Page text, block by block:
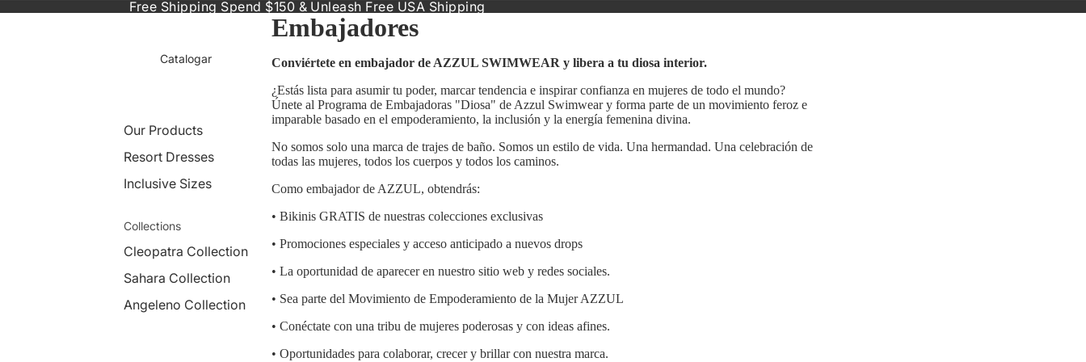
Catalogar
Our Products
Resort Dresses
Inclusive Sizes
Collections
Cleopatra Collection
Sahara Collection
Angeleno Collection
Free Shipping Spend $150 & Unleash Free USA Shipping
Embajadores
Conviértete en embajador de AZZUL SWIMWEAR y libera a tu diosa interior.
¿Estás lista para asumir tu poder, marcar tendencia e inspirar confianza en mujeres de todo el mundo?
Únete al Programa de Embajadoras "Diosa" de Azzul Swimwear y forma parte de un movimiento feroz e
imparable basado en el empoderamiento, la inclusión y la energía femenina divina.
No somos solo una marca de trajes de baño. Somos un estilo de vida. Una hermandad. Una celebración de
todas las mujeres, todos los cuerpos y todos los caminos.
Como embajador de AZZUL, obtendrás:
• Bikinis GRATIS de nuestras colecciones exclusivas
• Promociones especiales y acceso anticipado a nuevos drops
• La oportunidad de aparecer en nuestro sitio web y redes sociales.
• Sea parte del Movimiento de Empoderamiento de la Mujer AZZUL
• Conéctate con una tribu de mujeres poderosas y con ideas afines.
• Oportunidades para colaborar, crecer y brillar con nuestra marca.